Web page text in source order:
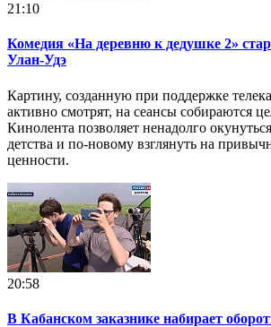
21:10
Комедия «На деревню к дедушке 2»
Улан‑Удэ
Картину, созданную при поддержке
активно смотрят, на сеансы собираются
Кинолента позволяет ненадолго
детства и по-новому взглянуть на
ценности.
20:58
В Кабанском заказнике набирает